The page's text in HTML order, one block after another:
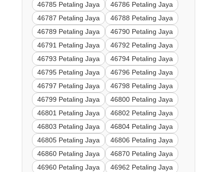
46785 Petaling Jaya
46786 Petaling Jaya
46787 Petaling Jaya
46788 Petaling Jaya
46789 Petaling Jaya
46790 Petaling Jaya
46791 Petaling Jaya
46792 Petaling Jaya
46793 Petaling Jaya
46794 Petaling Jaya
46795 Petaling Jaya
46796 Petaling Jaya
46797 Petaling Jaya
46798 Petaling Jaya
46799 Petaling Jaya
46800 Petaling Jaya
46801 Petaling Jaya
46802 Petaling Jaya
46803 Petaling Jaya
46804 Petaling Jaya
46805 Petaling Jaya
46806 Petaling Jaya
46860 Petaling Jaya
46870 Petaling Jaya
46960 Petaling Jaya
46962 Petaling Jaya